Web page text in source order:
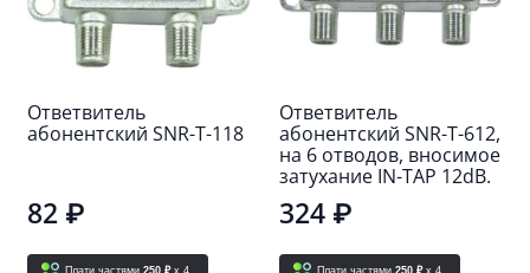
Ответвитель
абонентский SNR-T-118
82 ₽
Ответвитель
абонентский SNR-T-612,
на 6 отводов, вносимое
затухание IN-TAP 12dB.
324 ₽